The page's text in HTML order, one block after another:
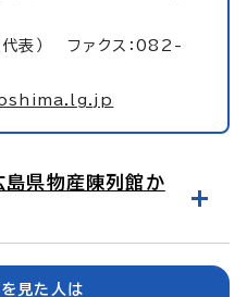
表） ファクス：082-
県物産陳列館か
見た人は